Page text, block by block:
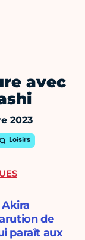
avec
2023
Loisirs
de
paraît aux